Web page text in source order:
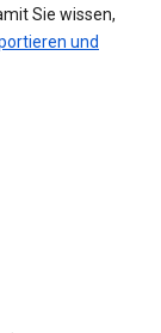
Sie wissen,
und